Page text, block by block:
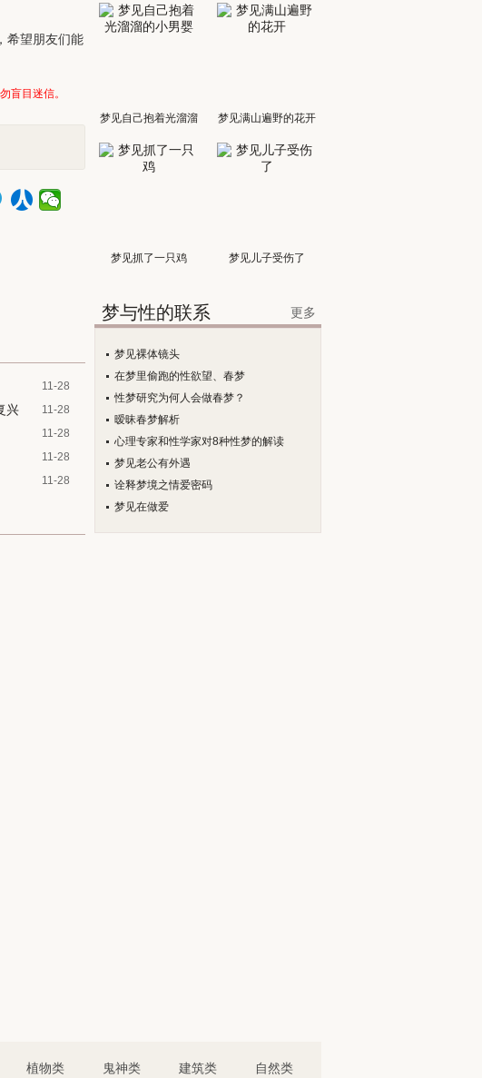
希望朋友们能
盲目迷信。
11-28
兴 11-28
11-28
11-28
11-28
了
梦见自己抱着光溜溜
的小男婴
梦见满山遍野的花开
梦见抓了一只鸡 梦见儿子受伤了
梦与性的联系 更多
梦见裸体镜头
在梦里偷跑的性欲望、春梦
性梦研究为何人会做春梦？
暧昧春梦解析
心理专家和性学家对8种性梦的解读
梦见老公有外遇
诠释梦境之情爱密码
梦见在做爱
植物类 鬼神类 建筑类 自然类